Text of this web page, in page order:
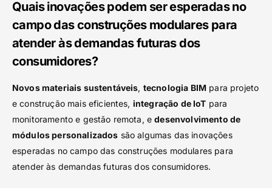
Quais inovações podem ser esperadas no
campo das construções modulares para
atender às demandas futuras dos
consumidores?
Novos materiais sustentáveis, tecnologia BIM para projeto
e construção mais eficientes, integração de IoT para
monitoramento e gestão remota, edesenvolvimento de
módulos personalizados são algumas das inovações
esperadas no campo das construções modulares para
atender às demandas futuras dos consumidores.